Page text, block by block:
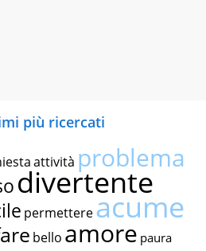
più ricercati
attività problema
divertente
permettereacume
bello amore paura